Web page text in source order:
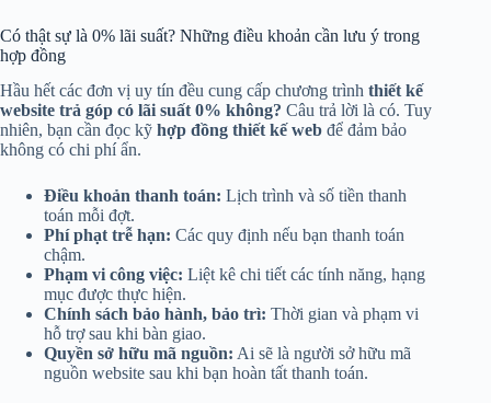
Có thật sự là 0% lãi suất? Những điều khoản cần lưu ý trong
hợp đồng
Hầu hết các đơn vị uy tín đều cung cấp chương trình thiết kế
website trả góp có lãi suất 0% không? Câu trả lời là có. Tuy
nhiên, bạn cần đọc kỹ hợp đồng thiết kế web để đảm bảo
không có chi phí ẩn.
Điều khoản thanh toán: Lịch trình và số tiền thanh
toán mỗi đợt.
Phí phạt trễ hạn: Các quy định nếu bạn thanh toán
chậm.
Phạm vi công việc: Liệt kê chi tiết các tính năng, hạng
mục được thực hiện.
Chính sách bảo hành, bảo trì: Thời gian và phạm vi
hỗ trợ sau khi bàn giao.
Quyền sở hữu mã nguồn: Ai sẽ là người sở hữu mã
nguồn website sau khi bạn hoàn tất thanh toán.